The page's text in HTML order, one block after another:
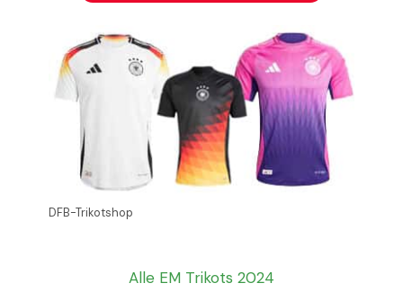
DFB-Trikotshop
Alle EM Trikots 2024